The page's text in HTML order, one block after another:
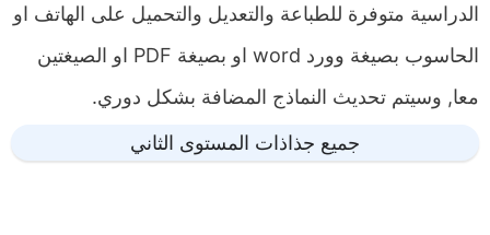
الدراسية متوفرة للطباعة والتعديل والتحميل على الهاتف او
الحاسوب بصيغة وورد word او بصيغة PDF او الصيغتين
معا, وسيتم تحديث النماذج المضافة بشكل دوري.
جميع جذاذات المستوى الثاني